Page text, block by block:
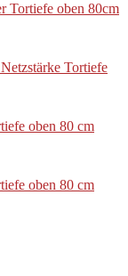
Tortiefe oben 80cm
Tortiefe
oben 80 cm
oben 80 cm